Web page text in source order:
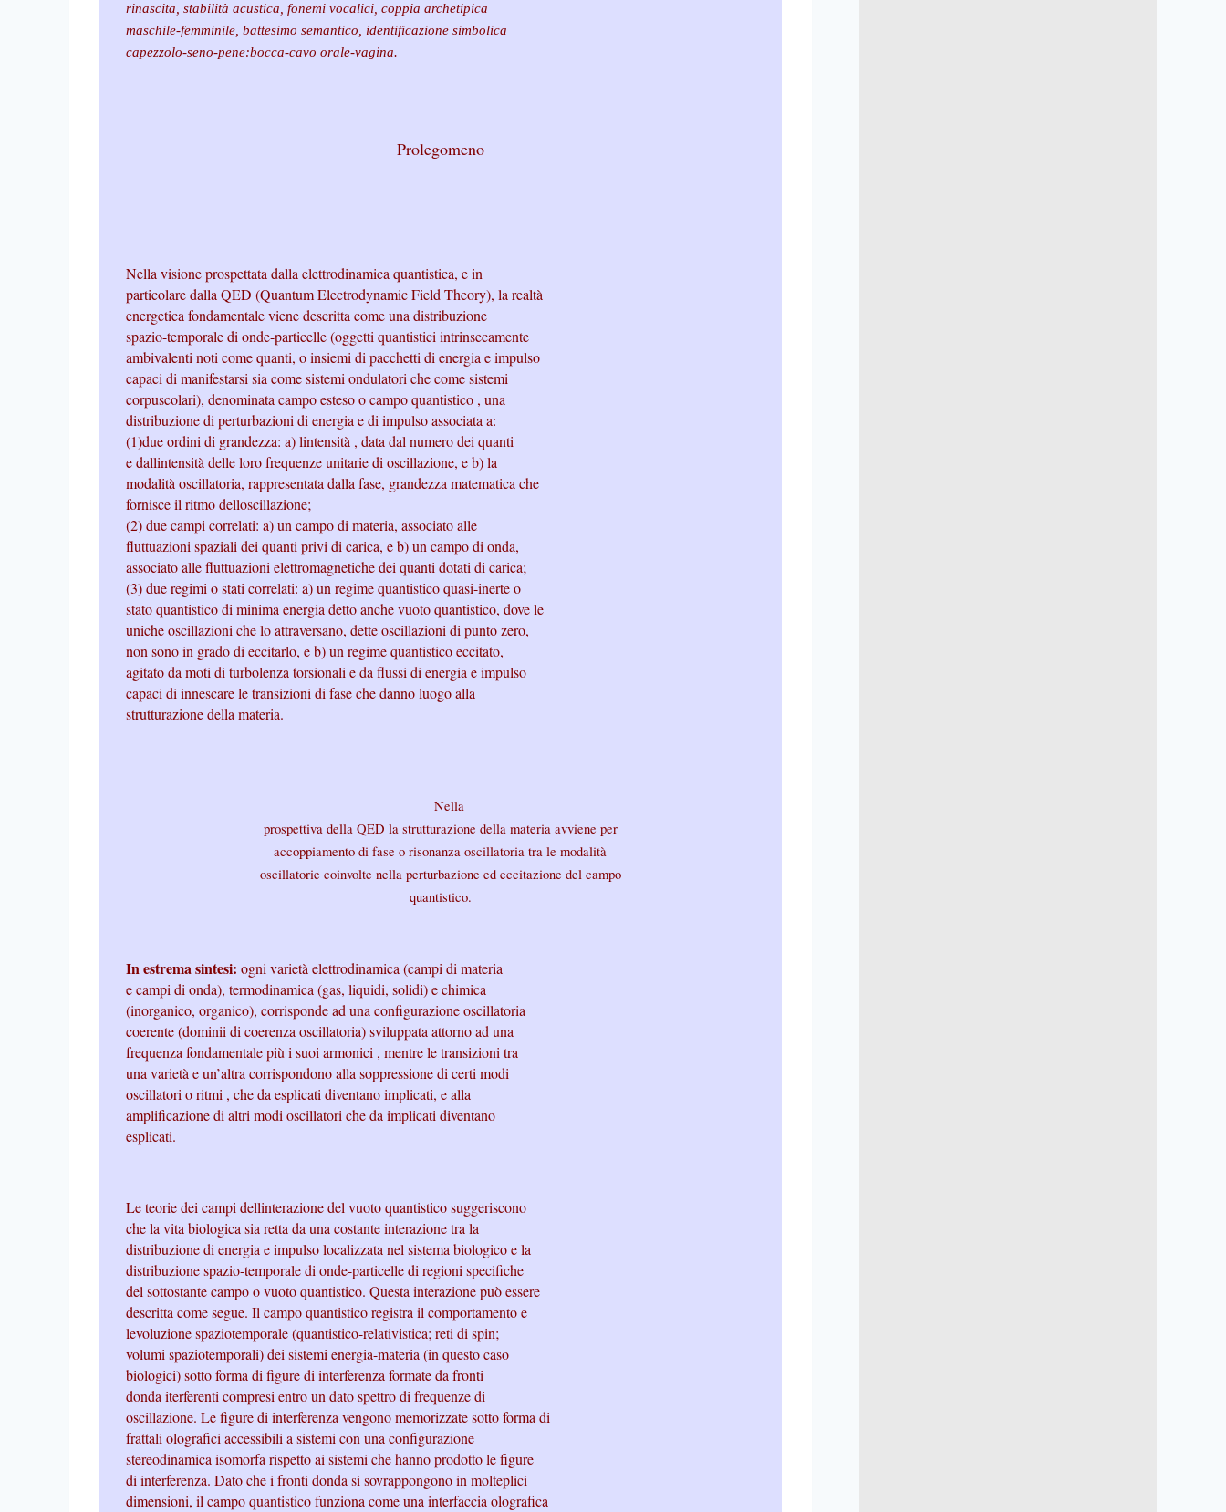
rinascita, stabilità acustica, fonemi vocalici, coppia archetipica
maschile-femminile, battesimo semantico, identificazione simbolica
capezzolo-seno-pene:bocca-cavo orale-vagina.
Prolegomeno
Nella visione prospettata dalla elettrodinamica quantistica, e in
particolare dalla QED (Quantum Electrodynamic Field Theory), la realtà
energetica fondamentale viene descritta come una distribuzione
spazio-temporale di onde-particelle (oggetti quantistici intrinsecamente
ambivalenti noti come quanti, o insiemi di pacchetti di energia e impulso
capaci di manifestarsi sia come sistemi ondulatori che come sistemi
corpuscolari), denominata campo esteso o campo quantistico , una
distribuzione di perturbazioni di energia e di impulso associata a:
(1)due ordini di grandezza: a) lintensità , data dal numero dei quanti
e dallintensità delle loro frequenze unitarie di oscillazione, e b) la
modalità oscillatoria, rappresentata dalla fase, grandezza matematica che
fornisce il ritmo delloscillazione;
(2) due campi correlati: a) un campo di materia, associato alle
fluttuazioni spaziali dei quanti privi di carica, e b) un campo di onda,
associato alle fluttuazioni elettromagnetiche dei quanti dotati di carica;
(3) due regimi o stati correlati: a) un regime quantistico quasi-inerte o
stato quantistico di minima energia detto anche vuoto quantistico, dove le
uniche oscillazioni che lo attraversano, dette oscillazioni di punto zero,
non sono in grado di eccitarlo, e b) un regime quantistico eccitato,
agitato da moti di turbolenza torsionali e da flussi di energia e impulso
capaci di innescare le transizioni di fase che danno luogo alla
strutturazione della materia.
Nella
prospettiva della QED la strutturazione della materia avviene per
accoppiamento di fase o risonanza oscillatoria tra le modalità
oscillatorie coinvolte nella perturbazione ed eccitazione del campo
quantistico.
In estrema sintesi:ogni varietà elettrodinamica (campi di materia
e campi di onda), termodinamica (gas, liquidi, solidi) e chimica
(inorganico, organico), corrisponde ad una configurazione oscillatoria
coerente (dominii di coerenza oscillatoria) sviluppata attorno ad una
frequenza fondamentale più i suoi armonici , mentre le transizioni tra
una varietà e un’altra corrispondono alla soppressione di certi modi
oscillatori o ritmi , che da esplicati diventano implicati, e alla
amplificazione di altri modi oscillatori che da implicati diventano
esplicati.
Le teorie dei campi dellinterazione del vuoto quantistico suggeriscono
che la vita biologica sia retta da una costante interazione tra la
distribuzione di energia e impulso localizzata nel sistema biologico e la
distribuzione spazio-temporale di onde-particelle di regioni specifiche
del sottostante campo o vuoto quantistico. Questa interazione può essere
descritta come segue. Il campo quantistico registra il comportamento e
levoluzione spaziotemporale (quantistico-relativistica; reti di spin;
volumi spaziotemporali) dei sistemi energia-materia (in questo caso
biologici) sotto forma di figure di interferenza formate da fronti
donda iterferenti compresi entro un dato spettro di frequenze di
oscillazione. Le figure di interferenza vengono memorizzate sotto forma di
frattali olografici accessibili a sistemi con una configurazione
stereodinamica isomorfa rispetto ai sistemi che hanno prodotto le figure
di interferenza. Dato che i fronti donda si sovrappongono in molteplici
dimensioni, il campo quantistico funziona come una interfaccia olografica